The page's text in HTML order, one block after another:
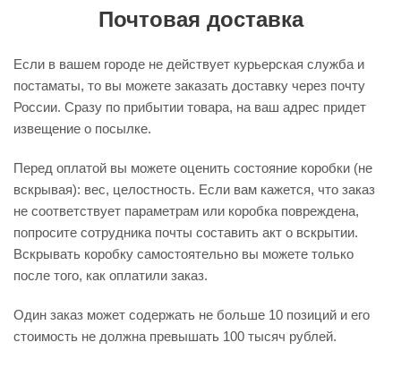
Почтовая доставка
Если в вашем городе не действует курьерская служба и
постаматы, то вы можете заказать доставку через почту
России. Сразу по прибытии товара, на ваш адрес придет
извещение о посылке.
Перед оплатой вы можете оценить состояние коробки (не
вскрывая): вес, целостность. Если вам кажется, что заказ
не соответствует параметрам или коробка повреждена,
попросите сотрудника почты составить акт о вскрытии.
Вскрывать коробку самостоятельно вы можете только
после того, как оплатили заказ.
Один заказ может содержать не больше 10 позиций и его
стоимость не должна превышать 100 тысяч рублей.